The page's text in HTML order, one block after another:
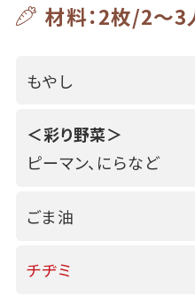
材料：2枚/2～3
もやし
＜彩り野菜＞
ピーマン、にらなど
ごま油
チヂミ